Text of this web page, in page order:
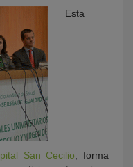
Esta
San Cecilio , forma